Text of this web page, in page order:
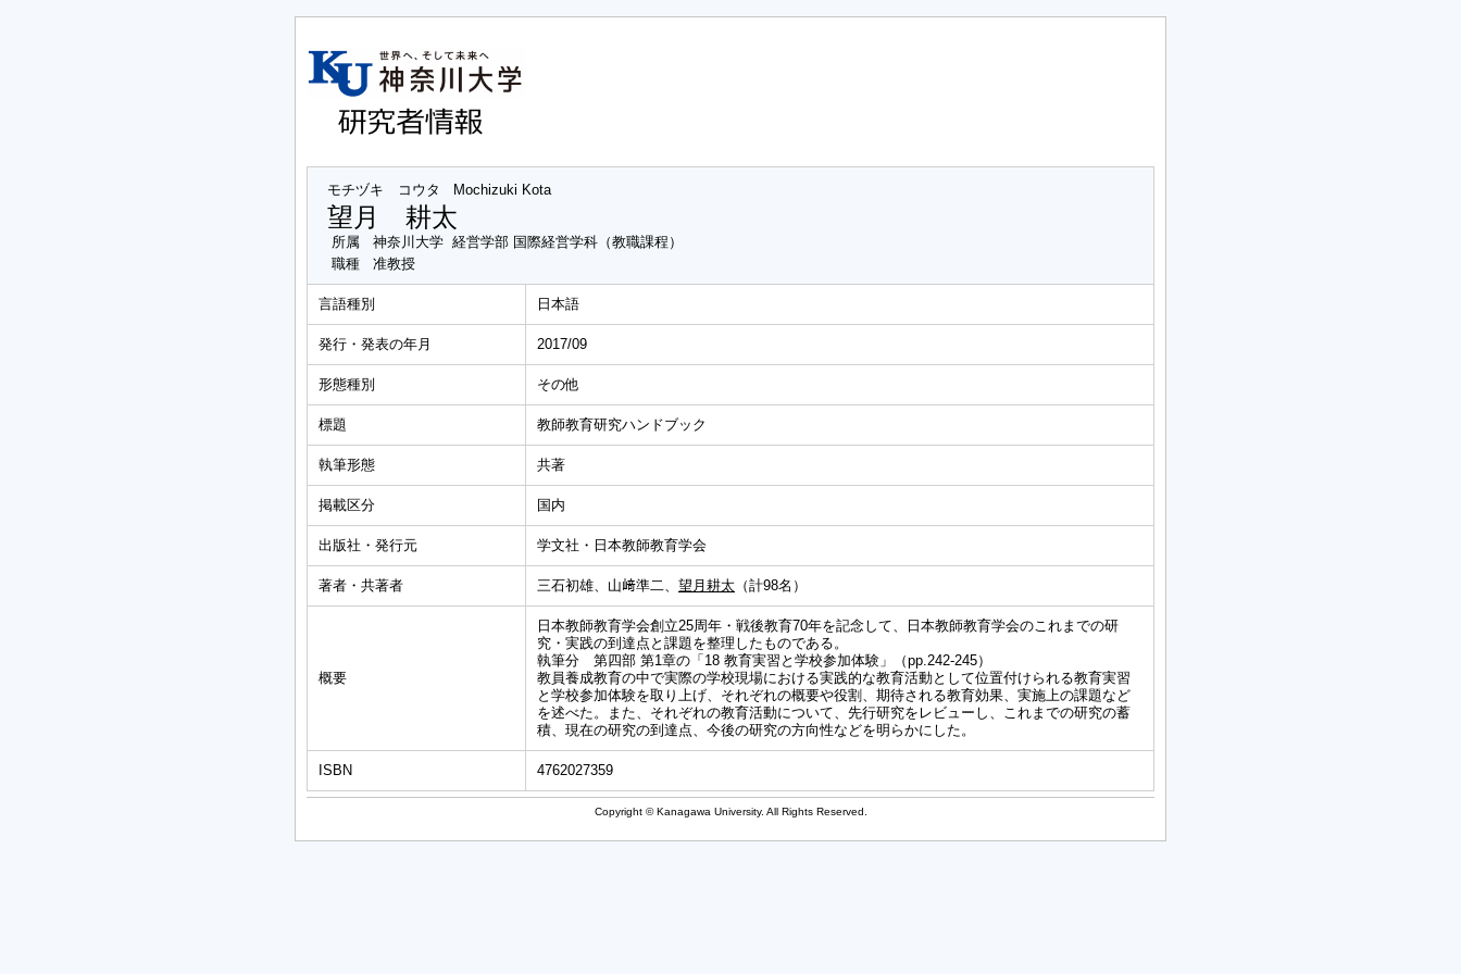
モチヅキ コウタ Mochizuki Kota
望月 耕太
所属
神奈川大学 経営学部 国際経営学科（教職課程）
職種
准教授
言語種別 日本語
発行・発表の年月 2017/09
形態種別 その他
標題 教師教育研究ハンドブック
執筆形態 共著
掲載区分 国内
出版社・発行元 学文社・日本教師教育学会
著者・共著者 三石初雄、山﨑準二、 望月耕太 （計98名）
概要
日本教師教育学会創立25周年・戦後教育70年を記念して、日本教師教育学会のこれまでの研
究・実践の到達点と課題を整理したものである。
執筆分 第四部 第1章の「18 教育実習と学校参加体験」（pp.242-245）
教員養成教育の中で実際の学校現場における実践的な教育活動として位置付けられる教育実習
と学校参加体験を取り上げ、それぞれの概要や役割、期待される教育効果、実施上の課題など
を述べた。また、それぞれの教育活動について、先行研究をレビューし、これまでの研究の蓄
積、現在の研究の到達点、今後の研究の方向性などを明らかにした。
ISBN 4762027359
Copyright © Kanagawa University. All Rights Reserved.